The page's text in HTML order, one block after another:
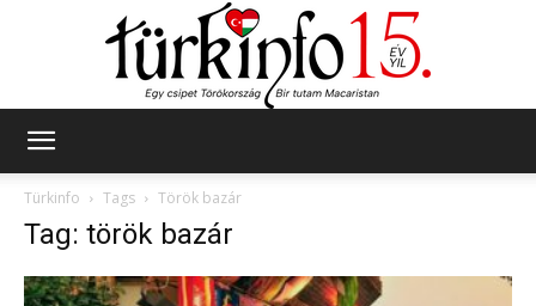
Türkinfo
Tags Török bazár
Tag: török bazár